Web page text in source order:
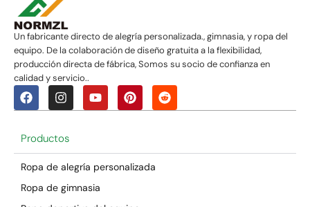
Un fabricante directo de alegría personalizada., gimnasia, y ropa del
equipo. De la colaboración de diseño gratuita a la flexibilidad,
producción directa de fábrica, Somos su socio de confianza en
calidad y servicio..
Productos
Ropa de alegría personalizada
Ropa de gimnasia